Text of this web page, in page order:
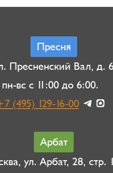
Пресня
Пресненский Вал, д.
пн-вс с 11:00 до 6:00.
(495) 129-16-00
Арбат
ул. Арбат, 28, стр.